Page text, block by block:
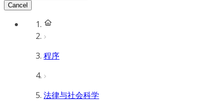
Cancel
程序
法律与社会科学